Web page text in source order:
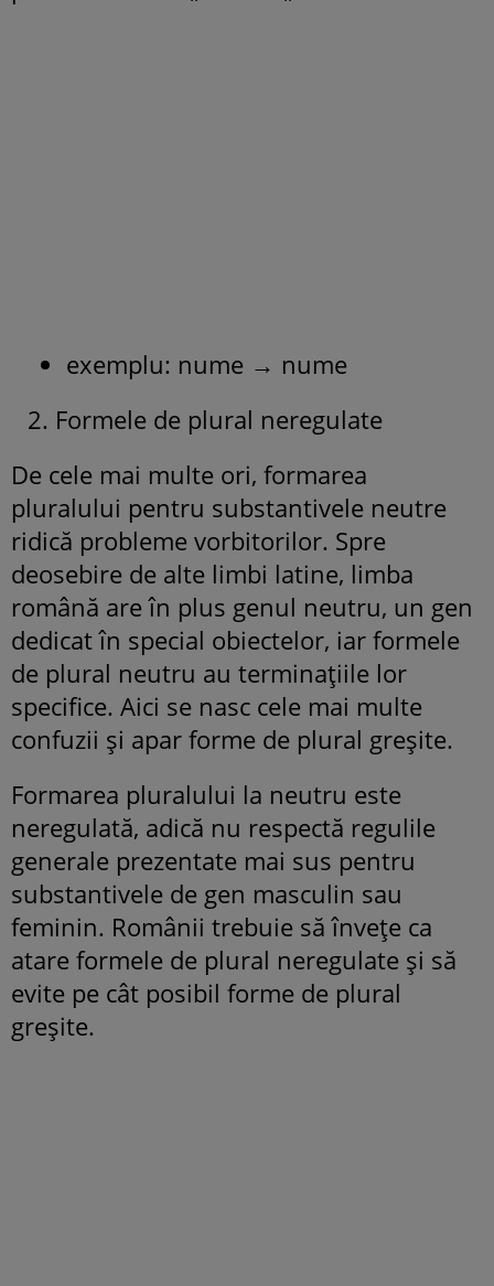
exemplu: nume → nume
Formele de plural neregulate
De cele mai multe ori, formarea
pluralului pentru substantivele neutre
ridică probleme vorbitorilor. Spre
deosebire de alte limbi latine, limba
română are în plus genul neutru, un gen
dedicat în special obiectelor, iar formele
de plural neutru au terminațiile lor
specifice. Aici se nasc cele mai multe
confuzii și apar forme de plural greșite.
Formarea pluralului la neutru este
neregulată, adică nu respectă regulile
generale prezentate mai sus pentru
substantivele de gen masculin sau
feminin. Românii trebuie să învețe ca
atare formele de plural neregulate și să
evite pe cât posibil forme de plural
greșite.